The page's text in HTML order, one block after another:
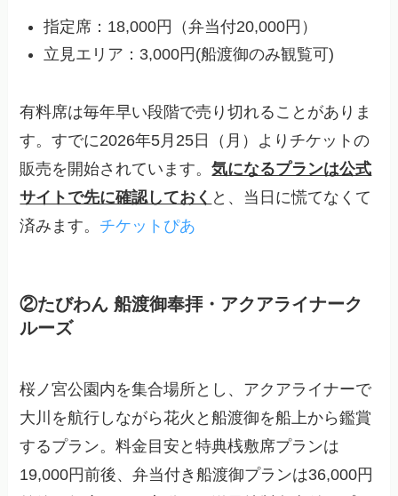
指定席：18,000円（弁当付20,000円）
立見エリア：3,000円(船渡御のみ観覧可)
有料席は毎年早い段階で売り切れることがありま
す。すでに2026年5月25日（月）よりチケットの
販売を開始されています。気になるプランは公式
サイトで先に確認しておく と、当日に慌てなくて
済みます。 チケットぴあ
②たびわん 船渡御奉拝・アクアライナーク
ルーズ
桜ノ宮公園内を集合場所とし、アクアライナーで
大川を航行しながら花火と船渡御を船上から鑑賞
するプラン。料金目安と特典桟敷席プランは
19,000円前後、弁当付き船渡御プランは36,000円